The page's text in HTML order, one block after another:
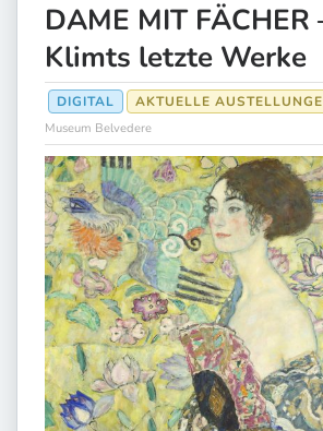
DAME MIT FÄCHER
Klimts letzte Werke
DIGITAL AKTUELLE
Museum Belvedere